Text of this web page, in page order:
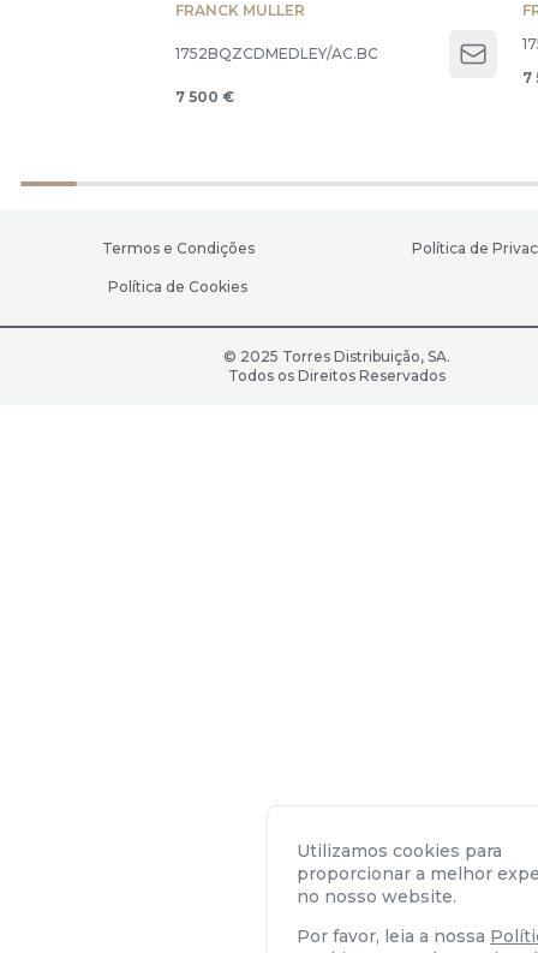
FRANCK MULLER
1752BQZCDMEDLEY/AC.BC
Open
7 500 €
7
Termos e Condições Política de
Política de Cookies
© 2025 Torres Distribuição, SA.
Todos os Direitos Reservados
Utilizamos cookies para
proporcionar a melhor
no nosso website.
Por favor, leia a nossa